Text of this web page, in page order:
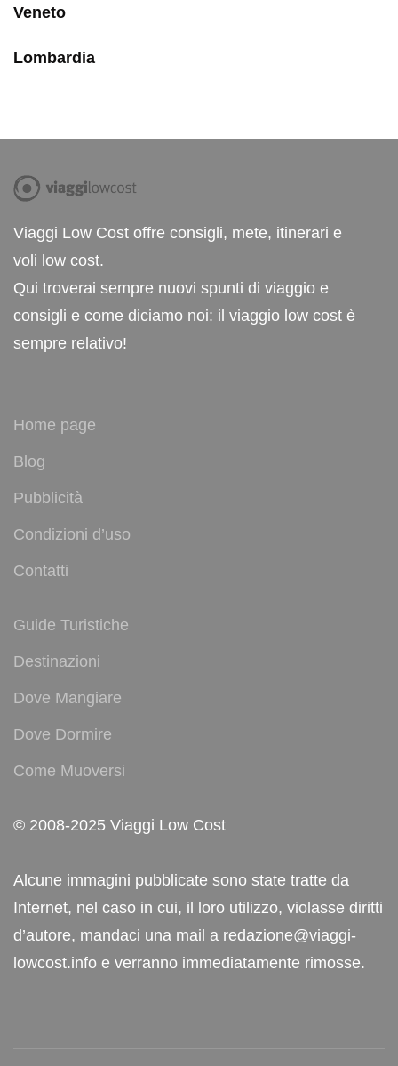
Veneto
Lombardia
Viaggi Low Cost offre consigli, mete, itinerari e
voli low cost.
Qui troverai sempre nuovi spunti di viaggio e
consigli e come diciamo noi: il viaggio low cost è
sempre relativo!
Home page
Blog
Pubblicità
Condizioni d’uso
Contatti
Guide Turistiche
Destinazioni
Dove Mangiare
Dove Dormire
Come Muoversi
© 2008-2025 Viaggi Low Cost
Alcune immagini pubblicate sono state tratte da
Internet, nel caso in cui, il loro utilizzo, violasse diritti
d’autore, mandaci una mail a redazione@viaggi-
lowcost.info e verranno immediatamente rimosse.